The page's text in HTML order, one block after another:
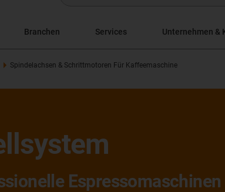
Branchen Services Unternehmen &
Spindelachsen & Schrittmotoren Für Kaffeemaschine
Espressomaschinen